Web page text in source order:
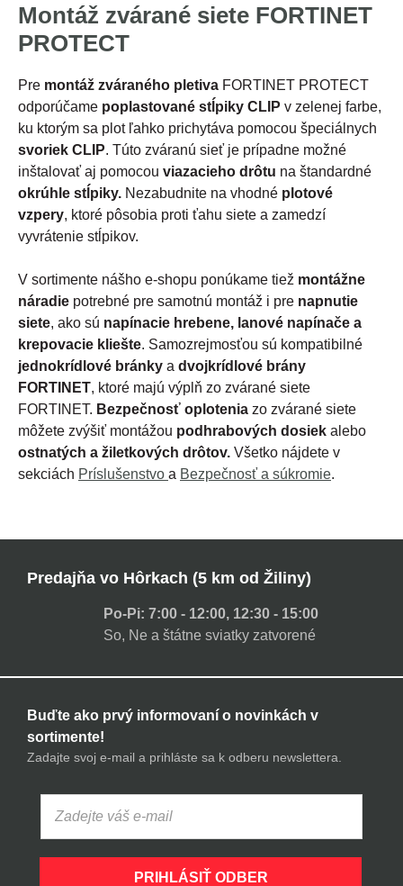
Montáž zvárané siete FORTINET
PROTECT
Pre montáž zváraného pletiva FORTINET PROTECT
odporúčame poplastované stĺpiky CLIP v zelenej farbe,
ku ktorým sa plot ľahko prichytáva pomocou špeciálnych
svoriek CLIP. Túto zváranú sieť je prípadne možné
inštalovať aj pomocou viazacieho drôtu na štandardné
okrúhle stĺpiky. Nezabudnite na vhodné plotové
vzpery, ktoré pôsobia proti ťahu siete a zamedzí
vyvrátenie stĺpikov.
V sortimente nášho e-shopu ponúkame tiež montážne
náradie potrebné pre samotnú montáž i pre napnutie
siete, ako sú napínacie hrebene, lanové napínače a
krepovacie kliešte. Samozrejmosťou sú kompatibilné
jednokrídlové bránky a dvojkrídlové brány
FORTINET, ktoré majú výplň zo zvárané siete
FORTINET. Bezpečnosť oplotenia zo zvárané siete
môžete zvýšiť montážou podhrabových dosiek alebo
ostnatých a žiletkových drôtov. Všetko nájdete v
sekciách Príslušenstvo a Bezpečnosť a súkromie.
Predajňa vo Hôrkach (5 km od Žiliny)
Po-Pi: 7:00 - 12:00, 12:30 - 15:00
So, Ne a štátne sviatky zatvorené
Buďte ako prvý informovaní o novinkách v
sortimente!
Zadajte svoj e-mail a prihláste sa k odberu newslettera.
PRIHLÁSIŤ ODBER